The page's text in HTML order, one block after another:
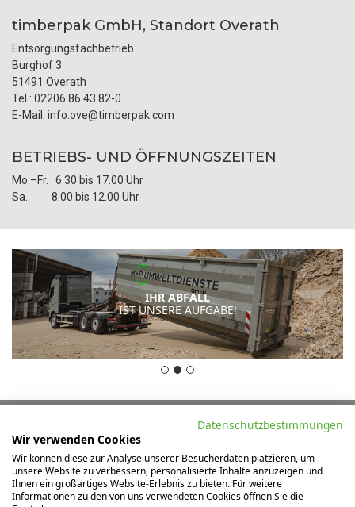
timberpak GmbH, Standort Overath
Entsorgungsfachbetrieb
Burghof 3
51491 Overath
Tel.: 02206 86 43 82-0
E-Mail: info.ove@timberpak.com
BETRIEBS- UND ÖFFNUNGSZEITEN
Mo.–Fr. 6.30 bis 17.00 Uhr
Sa. 8.00 bis 12.00 Uhr
IHR ABFALL
IST UNSERE AUFGABE!
Datenschutzbestimmungen
Wir verwenden Cookies
Wir können diese zur Analyse unserer Besucherdaten platzieren, um
unsere Website zu verbessern, personalisierte Inhalte anzuzeigen und
Ihnen ein großartiges Website-Erlebnis zu bieten. Für weitere
Informationen zu den von uns verwendeten Cookies öffnen Sie die